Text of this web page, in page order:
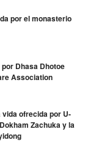
por el monasterio
Dhasa Dhotoe
Association
ofrecida por U-
Zachuka y la